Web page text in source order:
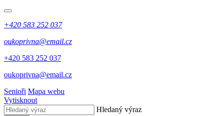
+420 583 252 037
oukoprivna@email.cz
+420 583 252 037
oukoprivna@email.cz
Senioři Mapa webu
Vytisknout
Hledaný výraz